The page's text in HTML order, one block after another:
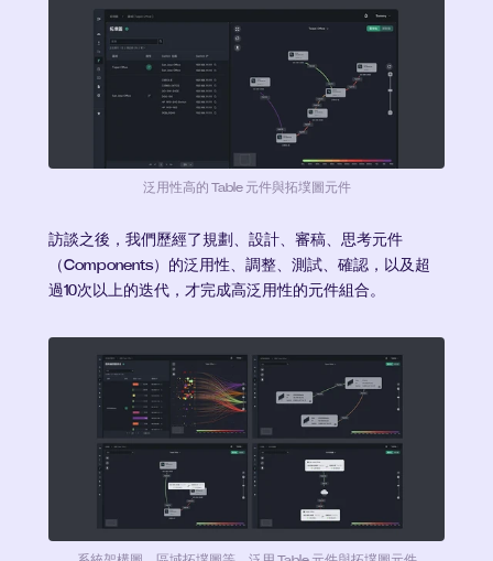
泛用性高的 Table 元件與拓墣圖元件
訪談之後，我們歷經了規劃、設計、審稿、思考元件
（Components）的泛用性、調整、測試、確認，以及超
過10次以上的迭代，才完成高泛用性的元件組合。